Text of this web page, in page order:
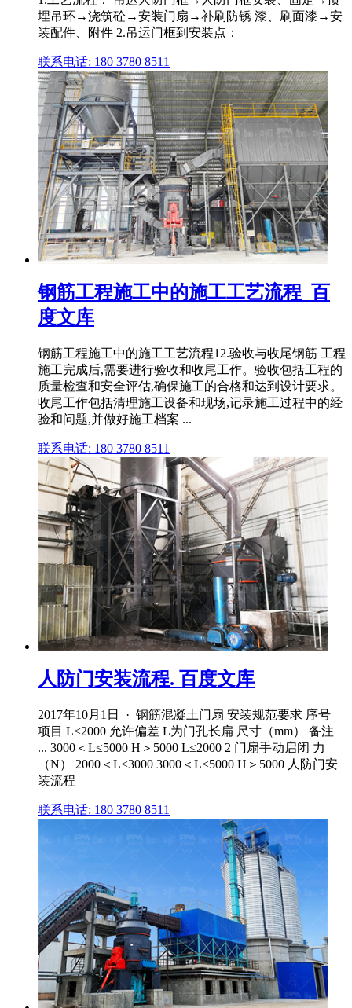
埋吊环→浇筑砼→安装门扇→补刷防锈 漆、刷面漆→安
装配件、附件 2.吊运门框到安装点：
联系电话: 180 3780 8511
钢筋工程施工中的施工工艺流程_百
度文库
钢筋工程施工中的施工工艺流程12.验收与收尾钢筋 工程
施工完成后,需要进行验收和收尾工作。验收包括工程的
质量检查和安全评估,确保施工的合格和达到设计要求。
收尾工作包括清理施工设备和现场,记录施工过程中的经
验和问题,并做好施工档案 ...
联系电话: 180 3780 8511
人防门安装流程. 百度文库
2017年10月1日 · 钢筋混凝土门扇 安装规范要求 序号
项目 L≤2000 允许偏差 L为门孔长扁 尺寸（mm） 备注
... 3000＜L≤5000 H＞5000 L≤2000 2 门扇手动启闭 力
（N） 2000＜L≤3000 3000＜L≤5000 H＞5000 人防门安
装流程
联系电话: 180 3780 8511